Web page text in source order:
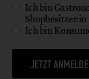
Ich bin
Shopbesitzer:in
Ich bin
JETZT